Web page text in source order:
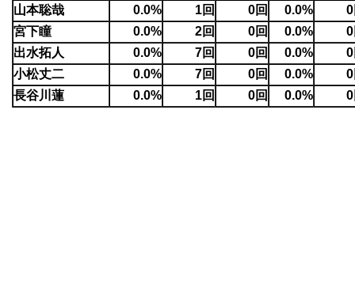
山本聡哉
0.0% 1回 0回 0.0%
宮下瞳
0.0% 2回 0回 0.0%
出水拓人
0.0% 7回 0回 0.0%
小松丈二
0.0% 7回 0回 0.0%
長谷川蓮
0.0% 1回 0回 0.0%